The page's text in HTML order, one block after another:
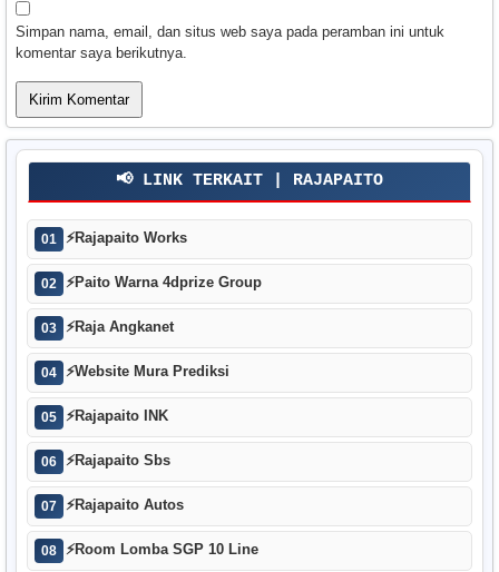
Simpan nama, email, dan situs web saya pada peramban ini untuk
komentar saya berikutnya.
📢 LINK TERKAIT | RAJAPAITO
01 ⚡Rajapaito Works
02 ⚡Paito Warna 4dprize Group
03 ⚡Raja Angkanet
04 ⚡Website Mura Prediksi
05 ⚡Rajapaito INK
06 ⚡Rajapaito Sbs
07 ⚡Rajapaito Autos
08 ⚡Room Lomba SGP 10 Line